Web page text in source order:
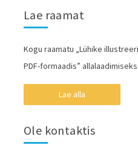
Lae raamat
Kogu raamatu „Lühike
PDF-formaadis” allalaadimiseks
Lae alla
Ole kontaktis